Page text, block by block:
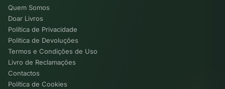
Quem Somos
Doar Livros
Política de Privacidade
Política de Devoluções
Termos e Condições de Uso
Livro de Reclamações
Contactos
Política de Cookies